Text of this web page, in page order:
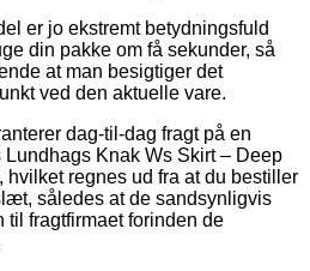
er jo ekstremt betydningsfuld
din pakke om få sekunder, så
at man besigtiger det
ved den aktuelle vare.
dag-til-dag fragt på en
Knak Ws Skirt – Deep
hvilket regnes ud fra at du bestiller
således at de sandsynligvis
til fragtfirmaet forinden de